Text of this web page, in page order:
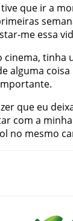
tive que ira
me essa
cinema, tinha
alguma coisa
.
que eu
com a minha
no mesmo